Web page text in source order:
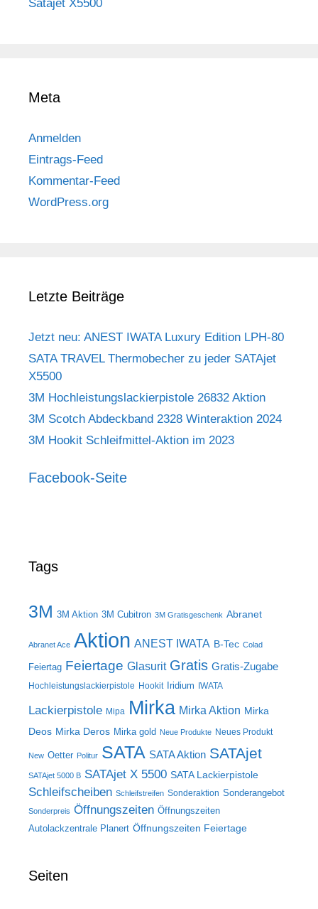
Satajet X5500
Meta
Anmelden
Eintrags-Feed
Kommentar-Feed
WordPress.org
Letzte Beiträge
Jetzt neu: ANEST IWATA Luxury Edition LPH-80
SATA TRAVEL Thermobecher zu jeder SATAjet
X5500
3M Hochleistungslackierpistole 26832 Aktion
3M Scotch Abdeckband 2328 Winteraktion 2024
3M Hookit Schleifmittel-Aktion im 2023
Facebook-Seite
Tags
3M 3M Aktion 3M Cubitron 3M Gratisgeschenk Abranet
Abranet Ace Aktion ANEST IWATA B-Tec Colad
Feiertag Feiertage Glasurit Gratis Gratis-Zugabe
Hochleistungslackierpistole Hookit Iridium IWATA
Lackierpistole Mipa Mirka Mirka Aktion Mirka
Deos Mirka Deros Mirka gold Neue Produkte Neues Produkt
New Oetter Politur SATA SATA Aktion SATAjet
SATAjet 5000 B SATAjet X 5500 SATA Lackierpistole
Schleifscheiben Schleifstreifen Sonderaktion Sonderangebot
Sonderpreis Öffnungszeiten Öffnungszeiten
Autolackzentrale Planert Öffnungszeiten Feiertage
Seiten